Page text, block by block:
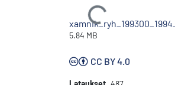
Ladataan...
5.84 MB
CC BY 4.0